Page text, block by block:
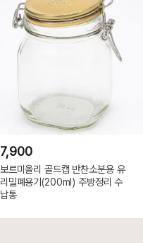
7,900
보르미올리 골드캡 반찬소분용 유
리밀폐용기(200ml) 주방정리 수
납통